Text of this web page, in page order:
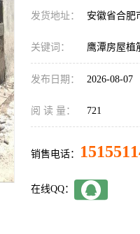
发货地址： 安徽省合肥
关键词： 鹰潭房屋植
发布日期： 2026-08-07
阅 读 量： 721
销售电话：
在线QQ：